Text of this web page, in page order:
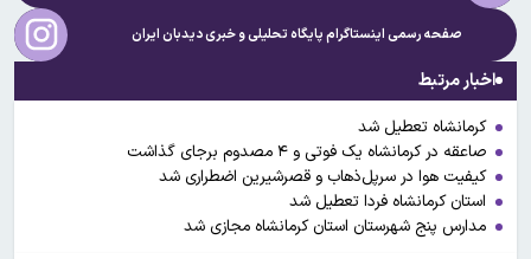
صفحه رسمی اینستاگرام پایگاه تحلیلی و خبریدیدبان ایران
اخبار مرتبط
کرمانشاه تعطیل شد
صاعقه در کرمانشاه یک فوتی و ۴ مصدوم برجای گذاشت
کیفیت هوا در سرپل‌ذهاب و قصرشیرین اضطراری شد
استان کرمانشاه فردا تعطیل شد
مدارس پنج شهرستان استان کرمانشاه مجازی شد